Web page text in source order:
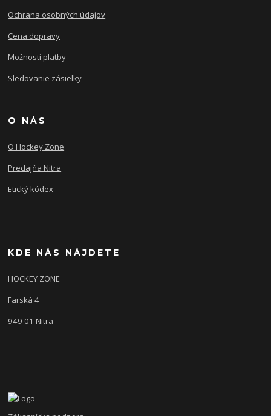
Ochrana osobných údajov
Cena dopravy
Možnosti platby
Sledovanie zásielky
O NÁS
O Hockey Zone
Predajňa Nitra
Etický kódex
KDE NÁS NÁJDETE
HOCKEY ZONE
Farská 4
949 01 Nitra